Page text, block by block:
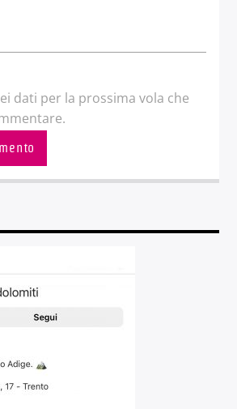
dati per la prossima vola che